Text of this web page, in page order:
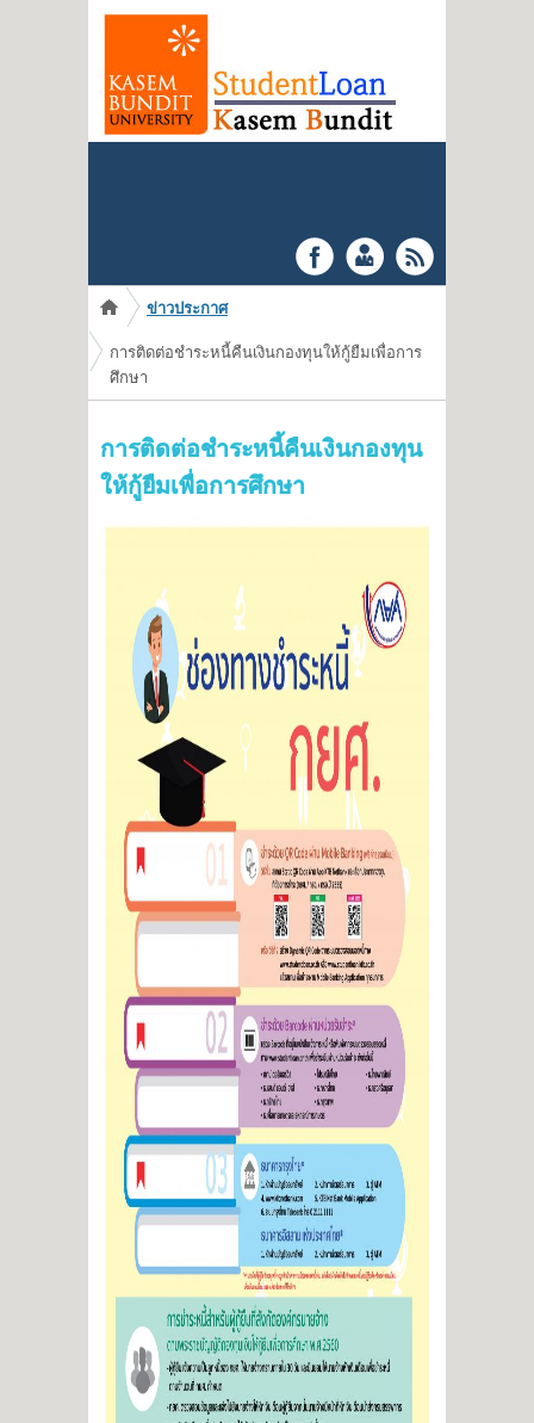
You are here
ข่าวประกาศ
การติดต่อชำระหนี้คืนเงินกองทุนให้กู้ยืมเพื่อการ
ศึกษา
การติดต่อชำระหนี้คืนเงินกองทุน
ให้กู้ยืมเพื่อการศึกษา